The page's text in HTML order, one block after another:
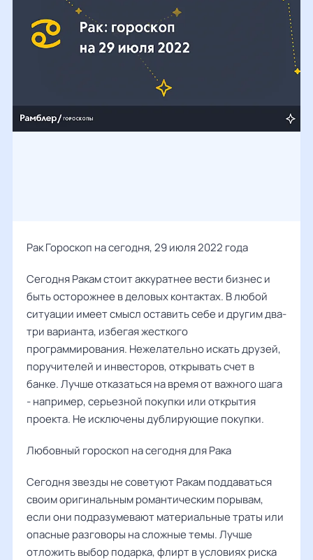
Рак Гороскоп на сегодня, 29 июля 2022 года
Сегодня Ракам стоит аккуратнее вести бизнес и
быть осторожнее в деловых контактах. В любой
ситуации имеет смысл оставить себе и другим два-
три варианта, избегая жесткого
программирования. Нежелательно искать друзей,
поручителей и инвесторов, открывать счет в
банке. Лучше отказаться на время от важного шага
- например, серьезной покупки или открытия
проекта. Не исключены дублирующие покупки.
Любовный гороскоп на сегодня для Рака
Сегодня звезды не советуют Ракам поддаваться
своим оригинальным романтическим порывам,
если они подразумевают материальные траты или
опасные разговоры на сложные темы. Лучше
отложить выбор подарка, флирт в условиях риска